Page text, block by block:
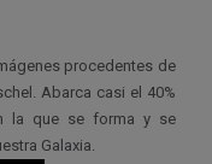
procedentes de
Abarca casi el 40%
la que se forma y se
Galaxia.